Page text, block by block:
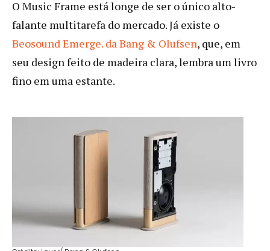
O Music Frame está longe de ser o único alto-
falante multitarefa do mercado. Já existe o
Beosound Emerge. da Bang & Olufsen, que, em
seu design feito de madeira clara, lembra um livro
fino em uma estante.